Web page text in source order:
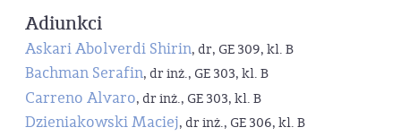
Adiunkci
Askari Abolverdi Shirin, dr, GE 309, kl. B
Bachman Serafin, dr inż., GE 303, kl. B
Carreno Alvaro, dr inż., GE 303, kl. B
Dzieniakowski Maciej, dr inż., GE 306, kl. B